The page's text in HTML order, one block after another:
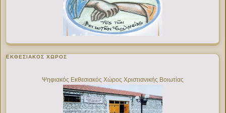
ΕΚΘΕΣΙΑΚΌΣ ΧΏΡΟΣ
Ψηφιακός Εκθεσιακός Χώρος Χριστιανικής Βοιωτίας